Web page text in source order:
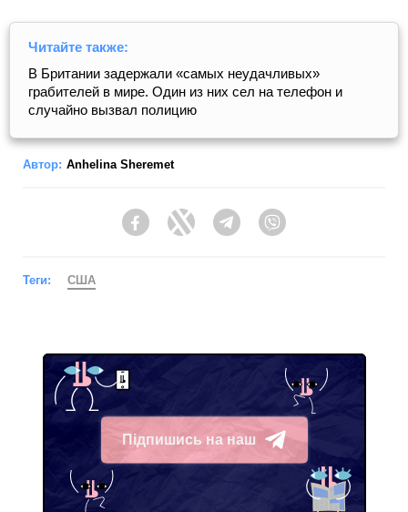
Читайте также:
В Британии задержали «самых неудачливых»
грабителей в мире. Один из них сел на телефон и
случайно вызвал полицию
Автор: Anhelina Sheremet
FacebookTwitter Telegram
Теги: США
Підпишись на наш
Telegram